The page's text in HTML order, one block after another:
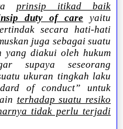
prinsip itikad baik
duty of care yaitu
secara hati-hati
juga sebagai suatu
yang diakui oleh hukum
supaya seseorang
ukuran tingkah laku
of conduct” untuk
terhadap suatu resiko
tidak perlu terjadi